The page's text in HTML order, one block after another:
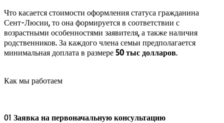
Что касается стоимости оформления статуса гражданина
Сент-Люсии, то она формируется в соответствии с
возрастными особенностями заявителя, а также наличия
родственников. За каждого члена семьи предполагается
минимальная доплата в размере 50 тыс долларов.
Как мы работаем
01 Заявка на первоначальную консультацию